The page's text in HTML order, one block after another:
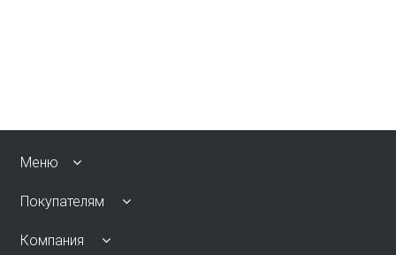
Меню
Покупателям
Компания